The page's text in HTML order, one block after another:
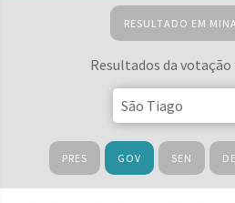
RESULTADO EM
Resultados da
PRES GOV SEN